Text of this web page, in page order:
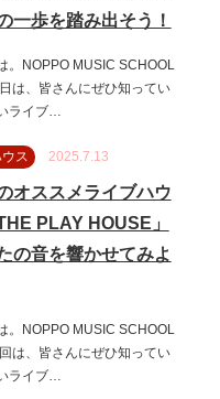
一歩を踏み出そう！
。NOPPO MUSIC SCHOOL
は、皆さんにぜひ知ってい
ライブ…
ス 2025.7.13
オススメライブハウ
PLAY HOUSE」
の音を響かせてみよ
。NOPPO MUSIC SCHOOL
は、皆さんにぜひ知ってい
ライブ…